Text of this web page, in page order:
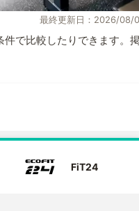
最終更新日：2026/08/
で比較したりできます。
FiT24